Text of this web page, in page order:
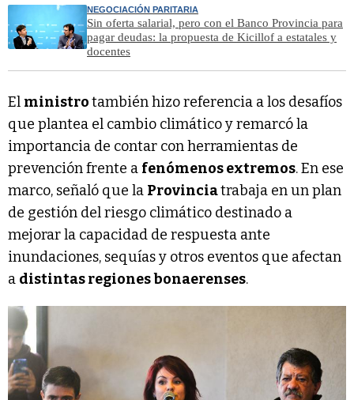
NEGOCIACIÓN PARITARIA
Sin oferta salarial, pero con el Banco Provincia para
pagar deudas: la propuesta de Kicillof a estatales y
docentes
El ministrotambién hizo referencia a los desafíos
que plantea el cambio climático y remarcó la
importancia de contar con herramientas de
prevención frente a fenómenos extremos. En ese
marco, señaló que la Provinciatrabaja en un plan
de gestión del riesgo climático destinado a
mejorar la capacidad de respuesta ante
inundaciones, sequías y otros eventos que afectan
a distintas regiones bonaerenses.